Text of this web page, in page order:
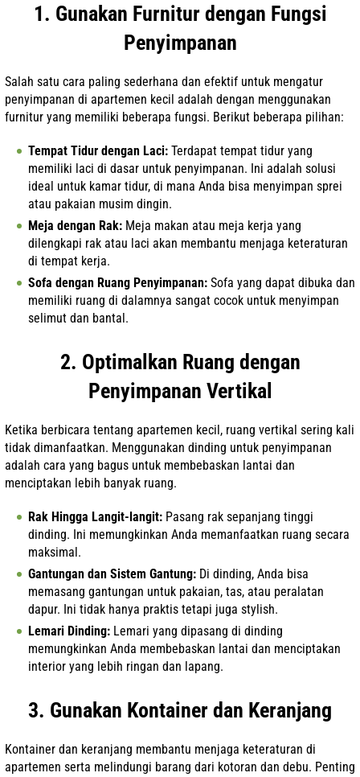
1. Gunakan Furnitur dengan Fungsi
Penyimpanan
Salah satu cara paling sederhana dan efektif untuk mengatur
penyimpanan di apartemen kecil adalah dengan menggunakan
furnitur yang memiliki beberapa fungsi. Berikut beberapa pilihan:
Tempat Tidur dengan Laci: Terdapat tempat tidur yang
memiliki laci di dasar untuk penyimpanan. Ini adalah solusi
ideal untuk kamar tidur, di mana Anda bisa menyimpan sprei
atau pakaian musim dingin.
Meja dengan Rak: Meja makan atau meja kerja yang
dilengkapi rak atau laci akan membantu menjaga keteraturan
di tempat kerja.
Sofa dengan Ruang Penyimpanan: Sofa yang dapat dibuka dan
memiliki ruang di dalamnya sangat cocok untuk menyimpan
selimut dan bantal.
2. Optimalkan Ruang dengan
Penyimpanan Vertikal
Ketika berbicara tentang apartemen kecil, ruang vertikal sering kali
tidak dimanfaatkan. Menggunakan dinding untuk penyimpanan
adalah cara yang bagus untuk membebaskan lantai dan
menciptakan lebih banyak ruang.
Rak Hingga Langit-langit: Pasang rak sepanjang tinggi
dinding. Ini memungkinkan Anda memanfaatkan ruang secara
maksimal.
Gantungan dan Sistem Gantung: Di dinding, Anda bisa
memasang gantungan untuk pakaian, tas, atau peralatan
dapur. Ini tidak hanya praktis tetapi juga stylish.
Lemari Dinding: Lemari yang dipasang di dinding
memungkinkan Anda membebaskan lantai dan menciptakan
interior yang lebih ringan dan lapang.
3. Gunakan Kontainer dan Keranjang
Kontainer dan keranjang membantu menjaga keteraturan di
apartemen serta melindungi barang dari kotoran dan debu. Penting